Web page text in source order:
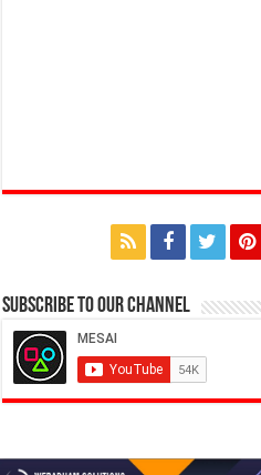
Subscribe to our Channel